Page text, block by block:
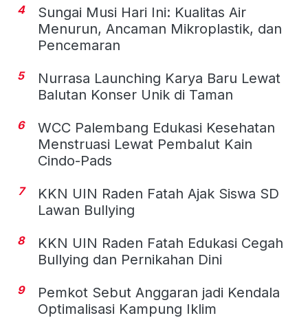
4
Sungai Musi Hari Ini: Kualitas Air
Menurun, Ancaman Mikroplastik, dan
Pencemaran
5
Nurrasa Launching Karya Baru Lewat
Balutan Konser Unik di Taman
6
WCC Palembang Edukasi Kesehatan
Menstruasi Lewat Pembalut Kain
Cindo-Pads
7
KKN UIN Raden Fatah Ajak Siswa SD
Lawan Bullying
8
KKN UIN Raden Fatah Edukasi Cegah
Bullying dan Pernikahan Dini
9
Pemkot Sebut Anggaran jadi Kendala
Optimalisasi Kampung Iklim